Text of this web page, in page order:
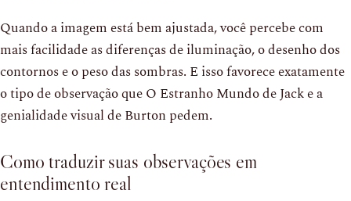
Quando a imagem está bem ajustada, você percebe com
mais facilidade as diferenças de iluminação, o desenho dos
contornos e o peso das sombras. E isso favorece exatamente
o tipo de observação que O Estranho Mundo de Jack e a
genialidade visual de Burton pedem.
Como traduzir suas observações em
entendimento real